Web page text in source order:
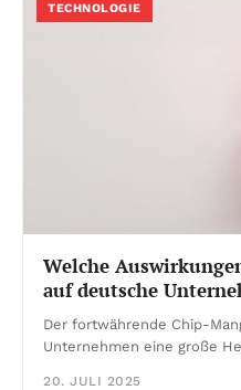
TECHNOLOGIE
Welche
auf deutsche
Der fortwährende Chip-
Unternehmen eine große
20. JULI 2025